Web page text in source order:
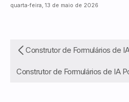
quarta‑feira, 13 de maio de 2026